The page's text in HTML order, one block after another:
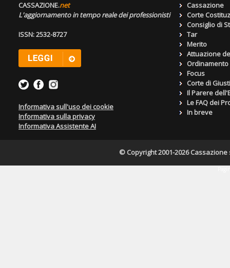
CASSAZIONE.net
L'aggiornamento in tempo reale dei professionisti
ISSN: 2532-8727
Informativa sull'uso dei cookie
Informativa sulla privacy
Informativa Assistente AI
Cassazione
Corte
Consiglio di
Tar
Merito
Attuazione
Focus
Corte di
Il Parere
Le FAQ dei
In breve
© Copyright 2001-2026 Cassazione